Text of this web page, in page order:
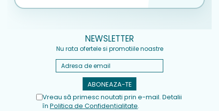
NEWSLETTER
Nu rata ofertele si promotiile noastre
Vreau să primesc noutati prin e-mail. Detalii
în Politica de Confidențialitate.